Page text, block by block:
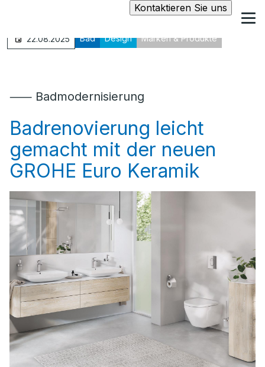
Kontaktieren Sie uns
22.08.2025 Bad Design Marken & Produkte
⸺ Badmodernisierung
Badrenovierung leicht
gemacht mit der neuen
GROHE Euro Keramik